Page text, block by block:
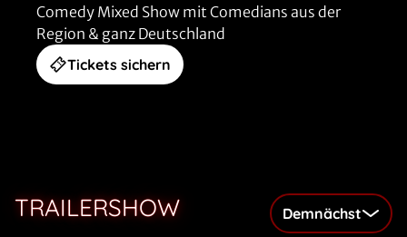
Comedy Mixed Show mit Comedians aus der
Region & ganz Deutschland
Tickets sichern
TRAILERSHOW Demnächst